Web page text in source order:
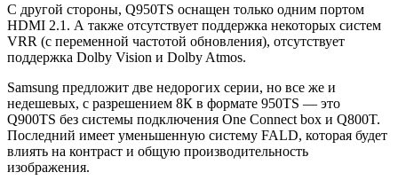
С другой стороны, Q950TS оснащен только одним портом
HDMI 2.1. А также отсутствует поддержка некоторых систем
VRR (с переменной частотой обновления), отсутствует
поддержка Dolby Vision и Dolby Atmos.
Samsung предложит две недорогих серии, но все же и
недешевых, с разрешением 8К в формате 950TS — это
Q900TS без системы подключения One Connect box и Q800T.
Последний имеет уменьшенную систему FALD, которая будет
влиять на контраст и общую производительность
изображения.